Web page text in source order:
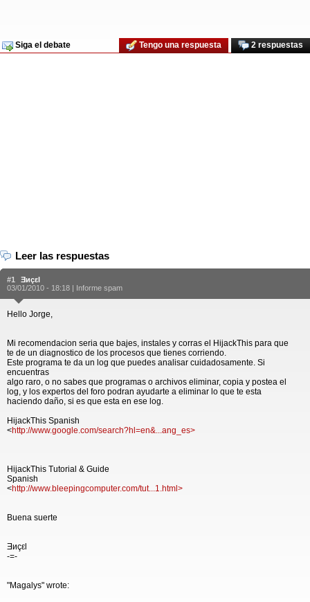
Siga el debate 2 respuestas
Tengo una respuesta
Leer las respuestas
#1
Ǝиçεl
03/01/2010 - 18:18 | Informe spam
Hello Jorge,
Mi recomendacion seria que bajes, instales y corras el HijackThis para que
te de un diagnostico de los procesos que tienes corriendo.
Este programa te da un log que puedes analisar cuidadosamente. Si
encuentras
algo raro, o no sabes que programas o archivos eliminar, copia y postea el
log, y los expertos del foro podran ayudarte a eliminar lo que te esta
haciendo daño, si es que esta en ese log.
HijackThis Spanish
<http://www.google.com/search?hl=en&...ang_es>
HijackThis Tutorial & Guide
Spanish
<http://www.bleepingcomputer.com/tut...1.html>
Buena suerte
Ǝиçεl
-=-
"Magalys" wrote: